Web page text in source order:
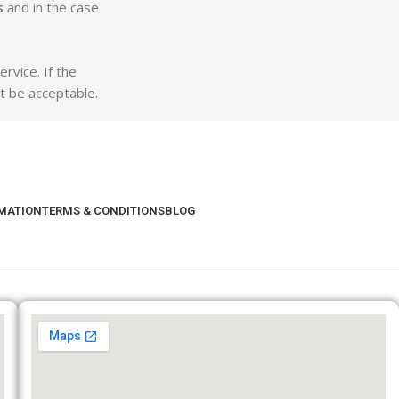
and in the case
If the
be acceptable.
TERMS & CONDITIONSBLOG